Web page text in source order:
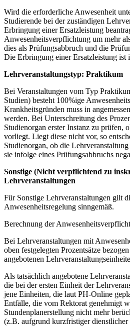
Wird die erforderliche Anwesenheit
Studierende bei der zuständigen
Erbringung einer Ersatzleistung
Anwesenheitsverpflichtung um mehr
dies als Prüfungsabbruch und die
Die Erbringung einer Ersatzleistung ist
Lehrveranstaltungstyp: Praktikum
Bei Veranstaltungen vom Typ
Studien) besteht 100%ige
Krankheitsgründen muss in
werden. Bei Unterschreitung des
Studienorgan erster Instanz zu prüfen,
vorliegt. Liegt diese nicht vor, so
Studienorgan, ob die
sie infolge eines Prüfungsabbruchs
Sonstige (Nicht verpflichtend zu
Lehrveranstaltungen
Für Sonstige Lehrveranstaltungen gilt
Anwesenheitsregelung sinngemäß.
Berechnung der
Bei Lehrveranstaltungen mit
oben festgelegten Prozentsätze
angebotenen
Als tatsächlich angebotene
die bei der ersten Einheit der
jene Einheiten, die laut PH-Online
Entfälle, die vom Rektorat genehmigt
Stundenplanerstellung nicht mehr
(z.B. aufgrund kurzfristiger